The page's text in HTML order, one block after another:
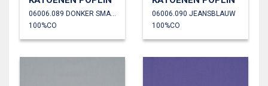
06006.089 DONKER SMARAGD
100%CO
06006.090 JEANSBLAUW
100%CO